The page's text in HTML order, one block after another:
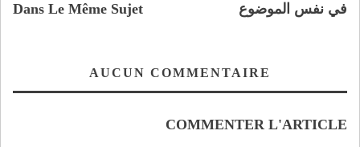
Dans Le Même Sujet في نفس الموضوع
AUCUN COMMENTAIRE
COMMENTER L'ARTICLE